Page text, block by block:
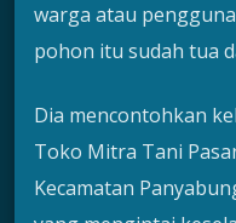
warga atau
pohon itu sudah tua
Dia mencontohkan
Toko Mitra Tani
Kecamatan